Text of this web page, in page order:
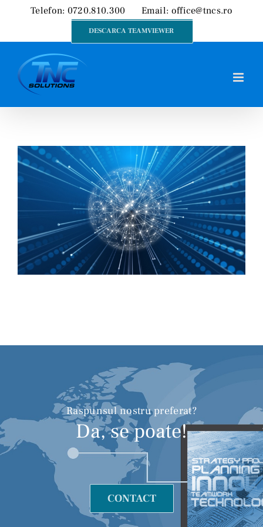
content
Telefon: 0720.810.300 Email: office@tncs.ro
DESCARCA TEAMVIEWER
Raspunsul nostru preferat?
Da, se poate!
CONTACT